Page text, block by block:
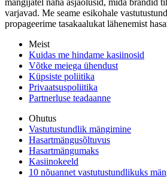
varjavad. Me seame esikohale
propageerime tasakaalukat lähenemist
Meist
Kuidas me hindame kasiinosid
Võtke meiega ühendust
Küpsiste poliitika
Privaatsuspoliitika
Partnerluse teadaanne
Ohutus
Vastutustundlik mängimine
Hasartmängusõltuvus
Hasartmängumaks
Kasiinokeeld
10 nõuannet vastutustundlikuks